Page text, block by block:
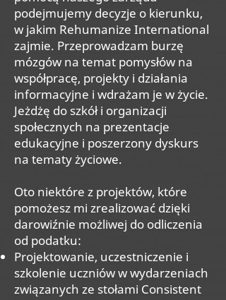
podejmujemy decyzje o kierunku,
w jakim Rehumanize International
zajmie. Przeprowadzam burzę
mózgów na temat pomysłów na
współpracę, projekty i działania
informacyjne i wdrażam je w życie.
Jeżdżę do szkół i organizacji
społecznych na prezentacje
edukacyjne i poszerzony dyskurs
na tematy życiowe.
Oto niektóre z projektów, które
pomożesz mi zrealizować dzięki
darowiźnie możliwej do odliczenia
od podatku:
Projektowanie, uczestniczenie i
szkolenie uczniów w wydarzeniach
związanych ze stołami Consistent